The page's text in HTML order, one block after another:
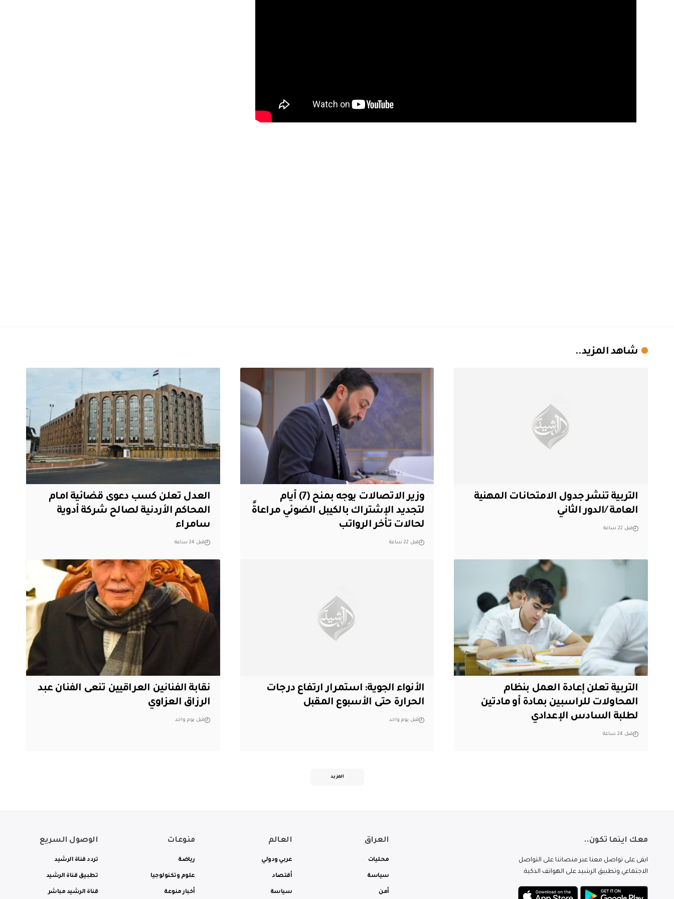
شاهد المزيد..
التربية تنشر جدول الامتحانات المهنية
العامة /الدور الثاني
قبل 22 ساعة
وزير الاتصالات يوجه بمنح (7) أيام
لتجديد الإشتراك بالكيبل الضوئي مراعاةً
لحالات تأخر الرواتب
قبل 22 ساعة
العدل تعلن كسب دعوى قضائية امام
المحاكم الأردنية لصالح شركة أدوية
سامراء
قبل 24 ساعة
التربية تعلن إعادة العمل بنظام
المحاولات للراسبين بمادة أو مادتين
لطلبة السادس الإعدادي
قبل 24 ساعة
الأنواء الجوية: استمرار ارتفاع درجات
الحرارة حتى الأسبوع المقبل
قبل يوم واحد
نقابة الفنانين العراقيين تنعى الفنان عبد
الرزاق العزاوي
قبل يوم واحد
المزيد
معك اينما تكون..
ابقى على تواصل معنا عبر منصاتنا على التواصل
الاجتماعي وتطبيق الرشيد على الهواتف الذكية.
العراق
محليات
سياسة
أمن
العالم
عربي ودولي
أقتصاد
سياسة
منوعات
رياضة
علوم وتكنولوجيا
أخبار منوعة
الوصول السريع
تردد قناة الرشيد
تطبيق قناة الرشيد
قناة الرشيد مباشر